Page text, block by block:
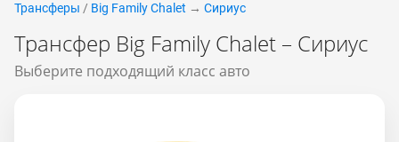
Трансферы / Big Family Chalet → Сириус
Трансфер Big Family Chalet – Сириус
Выберите подходящий класс авто